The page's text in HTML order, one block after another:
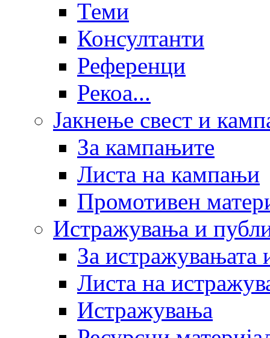
Теми
Консултанти
Референци
Рекоа...
Јакнење свест и
За кампањите
Листа на кампањи
Промотивен
Истражувања и
За истражувањата
Листа на
Истражувања